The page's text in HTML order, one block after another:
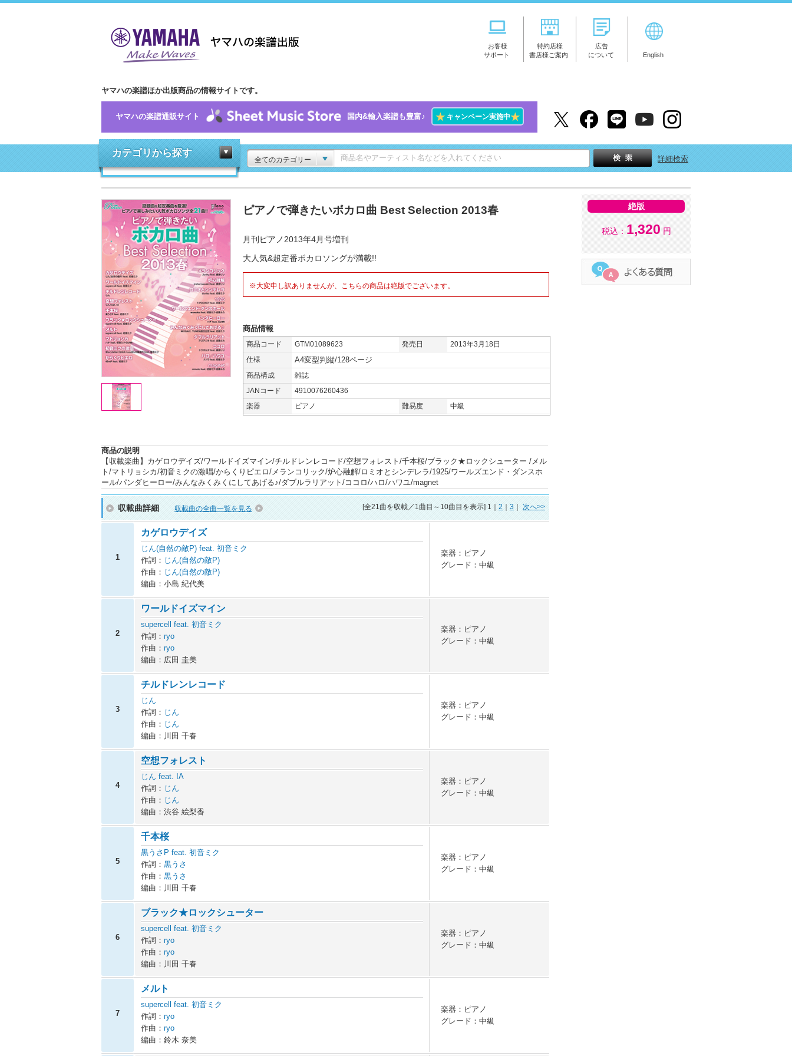
お客様
サポート
特約店様
書店様ご案内
広告
について
English
ヤマハの楽譜ほか出版商品の情報サイトです。
ヤマハの楽譜通販サイト 国内&輸入楽譜も豊富♪ ★キャンペーン実施中★
カテゴリから探す
全てのカテゴリー 詳細検索
ピアノで弾きたいボカロ曲 Best Selection 2013春
月刊ピアノ2013年4月号増刊
大人気&超定番ボカロソングが満載!!
※大変申し訳ありませんが、こちらの商品は絶版でございます。
商品情報
商品コード GTM01089623 発売日
2013年3月18日
仕様
A4変型判縦/128ページ
商品構成
雑誌
JANコード
4910076260436
楽器
ピアノ 難易度 中級
商品の説明
【収載楽曲】カゲロウデイズ/ワールドイズマイン/チルドレンレコード/空想フォレスト/千本桜/ブラック★ロックシューター /メル
ト/マトリョシカ/初音ミクの激唱/からくりピエロ/メランコリック/炉心融解/ロミオとシンデレラ/1925/ワールズエンド・ダンスホ
ール/パンダヒーロー/みんなみくみくにしてあげる♪/ダブルラリアット/ココロ/ハロ/ハワユ/magnet
収載曲詳細 収載曲の全曲一覧を見る [全21曲を収載／1曲目～10曲目を表示] 1｜ 2 ｜ 3 ｜ 次へ>>
1
カゲロウデイズ
じん(自然の敵P) feat. 初音ミク
作詞： じん(自然の敵P)
作曲： じん(自然の敵P)
編曲：小島 紀代美
楽器：ピアノ
グレード：中級
2
ワールドイズマイン
supercell feat. 初音ミク
作詞： ryo
作曲： ryo
編曲：広田 圭美
楽器：ピアノ
グレード：中級
3
チルドレンレコード
じん
作詞： じん
作曲： じん
編曲：川田 千春
楽器：ピアノ
グレード：中級
4
空想フォレスト
じん feat. IA
作詞： じん
作曲： じん
編曲：渋谷 絵梨香
楽器：ピアノ
グレード：中級
5
千本桜
黒うさP feat. 初音ミク
作詞： 黒うさ
作曲： 黒うさ
編曲：川田 千春
楽器：ピアノ
グレード：中級
6
ブラック★ロックシューター
supercell feat. 初音ミク
作詞： ryo
作曲： ryo
編曲：川田 千春
楽器：ピアノ
グレード：中級
7
メルト
supercell feat. 初音ミク
作詞： ryo
作曲： ryo
編曲：鈴木 奈美
楽器：ピアノ
グレード：中級
絶版
税込： 1,320 円